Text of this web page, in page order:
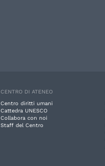
CENTRO DI ATENEO
Centro diritti umani
Cattedra UNESCO
Collabora con noi
Staff del Centro